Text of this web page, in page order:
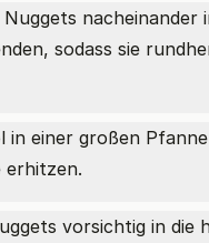
nacheinander
sodass sie
in einer großen
vorsichtig in die